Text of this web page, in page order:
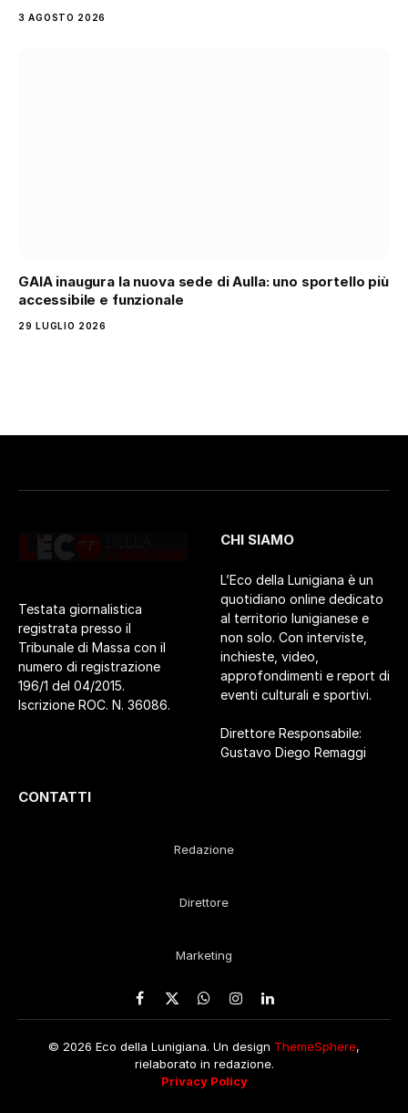
3 AGOSTO 2026
GAIA inaugura la nuova sede di Aulla: uno sportello più
accessibile e funzionale
29 LUGLIO 2026
Testata giornalistica
registrata presso il
Tribunale di Massa con il
numero di registrazione
196/1 del 04/2015.
Iscrizione ROC. N. 36086.
CHI SIAMO
L’Eco della Lunigiana è un
quotidiano online dedicato
al territorio lunigianese e
non solo. Con interviste,
inchieste, video,
approfondimenti e report di
eventi culturali e sportivi.
Direttore Responsabile:
Gustavo Diego Remaggi
CONTATTI
Redazione
Direttore
Marketing
Facebook
X
WhatsApp
Instagram
LinkedIn
© 2026 Eco della Lunigiana. Un design ThemeSphere,
rielaborato in redazione.
Privacy Policy